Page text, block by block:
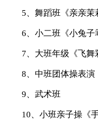
5、舞蹈班《亲亲茉
6、小二班《小兔子
7、大班年级《飞舞
8、中班团体操表演
9、武术班
10、小班亲子操《